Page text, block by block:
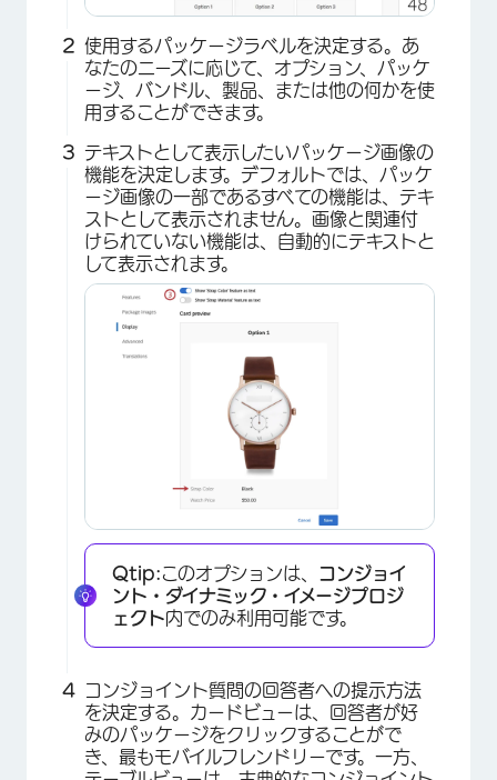
×
使用するパッケージラベルを決定する。あ
なたのニーズに応じて、オプション、パッケ
ージ、バンドル、製品、または他の何かを使
用することができます。
テキストとして表示したいパッケージ画像の
機能を決定します。デフォルトでは、パッケ
ージ画像の一部であるすべての機能は、テキ
ストとして表示されません。画像と関連付
けられていない機能は、自動的にテキストと
して表示されます。
Qtip:このオプションは、
コンジョイ
ント・ダイナミック・イメージプロジ
ェクト内でのみ利用可能です。
コンジョイント質問の回答者への提示方法
を決定する。カードビューは、回答者が好
みのパッケージをクリックすることがで
き、最もモバイルフレンドリーです。一方、